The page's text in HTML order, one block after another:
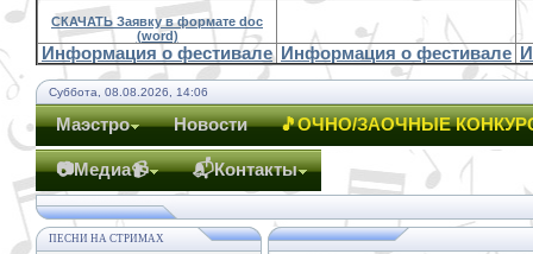
СКАЧАТЬ Заявку в формате doc
(word)
Информация о фестивале Информация о фестивале
Суббота, 08.08.2026, 14:06
Маэстро Новости 🎵ОЧНО/ЗАОЧНЫЕ
📷Медиа📹 📬Контакты
ПЕСНИ НА СТРИМАХ